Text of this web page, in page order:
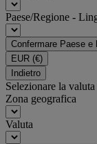
Paese/Regione -
Confermare Paese e
EUR (€)
Indietro
Selezionare la
Zona geografica
Valuta